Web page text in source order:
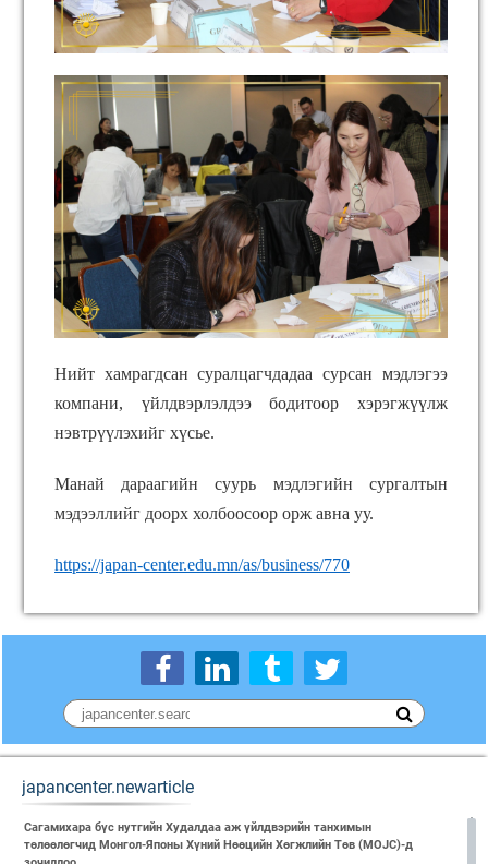
Нийт хамрагдсан суралцагчдадаа сурсан мэдлэгээ
компани, үйлдвэрлэлдээ бодитоор хэрэгжүүлж
нэвтрүүлэхийг хүсье.
Манай дараагийн суурь мэдлэгийн сургалтын
мэдээллийг доорх холбоосоор орж авна уу.
https://japan-center.edu.mn/as/business/770
japancenter.newarticle
Сагамихара бүс нутгийн Худалдаа аж үйлдвэрийн танхимын
төлөөлөгчид Монгол-Японы Хүний Нөөцийн Хөгжлийн Төв (MOJC)-д